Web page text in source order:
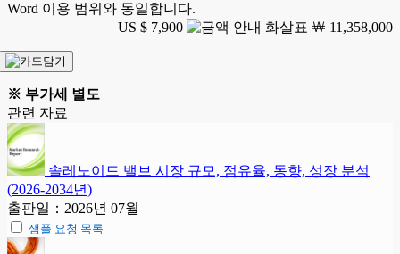
Word 이용 범위와 동일합니다.
US $ 7,900
￦ 11,358,000
※ 부가세 별도
관련 자료
솔레노이드 밸브 시장 규모, 점유율, 동향, 성장 분석
(2026-2034년)
출판일：2026년 07월
샘플 요청 목록